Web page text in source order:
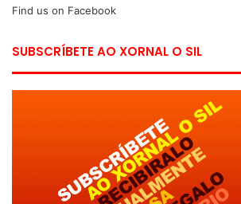
Find us on Facebook
SUBSCRÍBETE AO XORNAL O SIL